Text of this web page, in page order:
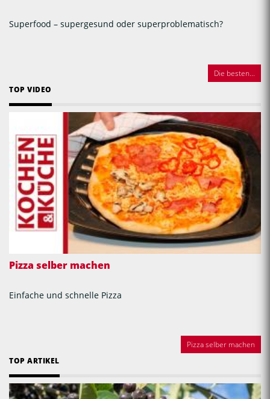
Superfood – supergesund oder superproblematisch?
Die besten...
TOP VIDEO
Pizza selber machen
Einfache und schnelle Pizza
Pizza selber machen
TOP ARTIKEL